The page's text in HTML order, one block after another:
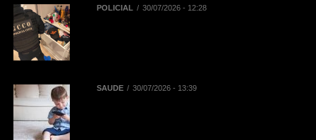
POLICIAL 30/07/2026 - 12:28
SAÚDE 30/07/2026 - 13:39